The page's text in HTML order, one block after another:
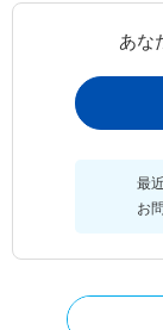
あな
最
お